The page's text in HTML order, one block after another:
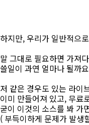
하지만, 우리가 일반적으
말 그대로 필요하면 가져
쓸일이 과연 얼마나 될까
저 같은 경우도 있는 라이
이미 만들어져 있고, 무료
굳이 이것의 소스를 봐 가
( 부득이하게 문제가 발생